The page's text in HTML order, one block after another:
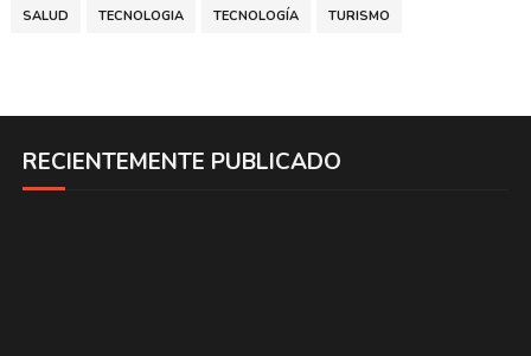
SALUD TECNOLOGIA TECNOLOGÍA TURISMO
RECIENTEMENTE PUBLICADO